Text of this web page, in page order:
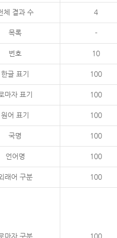
체 결과 수 4
목록 -
번호 10
한글 표기 100
마자 표기 100
원어 표기 100
국명 100
언어명 100
래어 구분 100
마자 구분 100